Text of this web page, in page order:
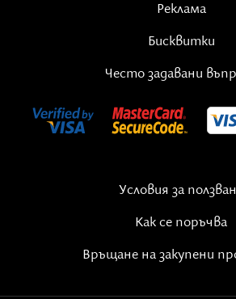
Реклама
Бисквитки
Често задавани
Условия за
Как се поръчва
Връщане на закупени